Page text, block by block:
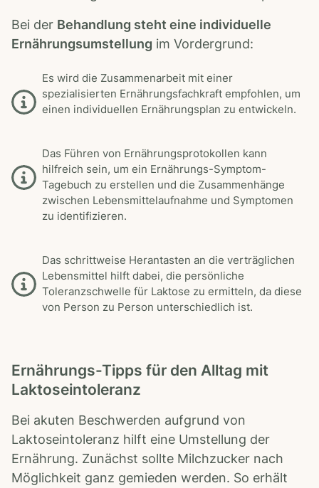
Bei der Behandlung steht eine individuelle
Ernährungsumstellung im Vordergrund:
Es wird die Zusammenarbeit mit einer
spezialisierten Ernährungsfachkraft empfohlen, um
einen individuellen Ernährungsplan zu entwickeln.
Das Führen von Ernährungsprotokollen kann
hilfreich sein, um ein Ernährungs-Symptom-
Tagebuch zu erstellen und die Zusammenhänge
zwischen Lebensmittelaufnahme und Symptomen
zu identifizieren.
Das schrittweise Herantasten an die verträglichen
Lebensmittel hilft dabei, die persönliche
Toleranzschwelle für Laktose zu ermitteln, da diese
von Person zu Person unterschiedlich ist.
Ernährungs-Tipps für den Alltag mit
Laktoseintoleranz
Bei akuten Beschwerden aufgrund von
Laktoseintoleranz hilft eine Umstellung der
Ernährung. Zunächst sollte Milchzucker nach
Möglichkeit ganz gemieden werden. So erhält